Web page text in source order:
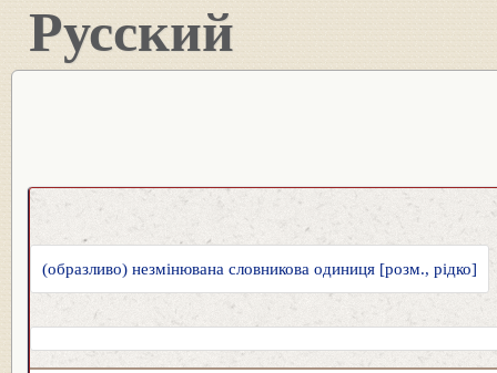
Русский
(образливо) незмінювана словникова одиниця [розм., рідко]